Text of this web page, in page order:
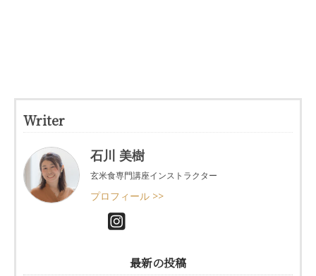
Writer
石川 美樹
玄米食専門講座インストラクター
プロフィール >>
最新の投稿